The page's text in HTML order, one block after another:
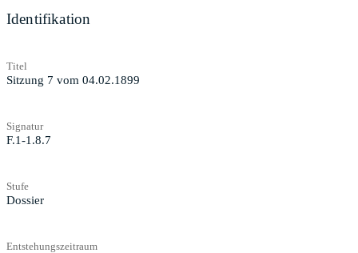
Identifikation
Titel
Sitzung 7 vom 04.02.1899
Signatur
F.1-1.8.7
Stufe
Dossier
Entstehungszeitraum